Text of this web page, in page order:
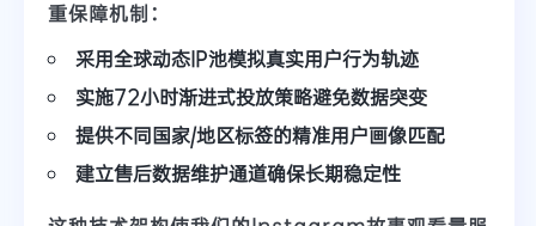
重保障机制 ：
采用全球动态IP池模拟真实用户行为轨迹
实施72小时渐进式投放策略避免数据突变
提供不同国家/地区标签的精准用户画像匹配
建立售后数据维护通道确保长期稳定性